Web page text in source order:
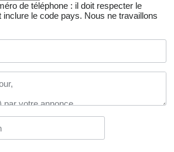
de téléphone : il doit respecter le
inclure le code pays. Nous ne travaillons